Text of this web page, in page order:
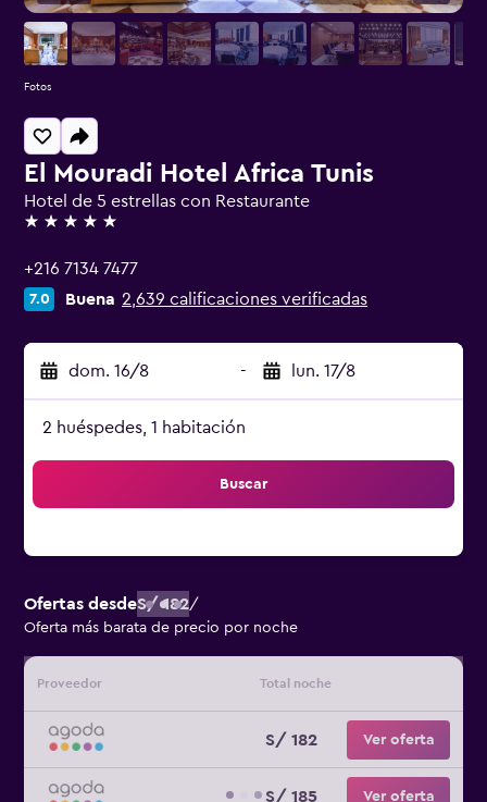
El Mouradi Hotel Africa Tunis
Hotel de 5 estrellas con Restaurante
5 estrellas
+216 7134 7477
7.0 Buena 2,639 calificaciones verificadas
dom. 16/8 - lun. 17/8
2 huéspedes, 1 habitación
Buscar
Ofertas desdeS/ 182/
Oferta más barata de precio por noche
Proveedor Total noche
S/ 182 Ver oferta
S/ 185 Ver oferta
Fotos